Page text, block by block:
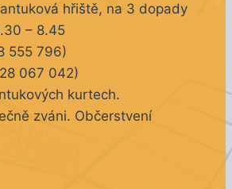
hřiště, na 3 dopady
– 8.45
555 796)
067 042)
kurtech.
zváni. Občerstvení